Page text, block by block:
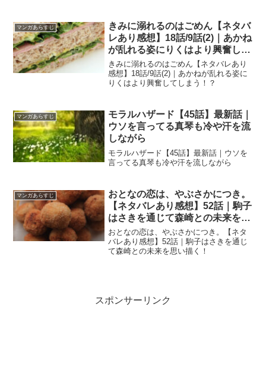
マンガあらすじ
きみに溺れるのはごめん【ネタバ
レあり感想】18話/9話(2)｜あかね
が乱れる姿にりくはより興奮して
しまう！？
きみに溺れるのはごめん【ネタバレあり
感想】18話/9話(2)｜あかねが乱れる姿に
りくはより興奮してしまう！？
マンガあらすじ
モラルハザード【45話】最新話｜
ウソを言ってる真琴も冷や汗を流
しながら
モラルハザード【45話】最新話｜ウソを
言ってる真琴も冷や汗を流しながら
マンガあらすじ
おとなの恋は、やぶさかにつき。
【ネタバレあり感想】52話｜駒子
はさきを通じて森崎との未来を思
い描く！
おとなの恋は、やぶさかにつき。【ネタ
バレあり感想】52話｜駒子はさきを通じ
て森崎との未来を思い描く！
スポンサーリンク